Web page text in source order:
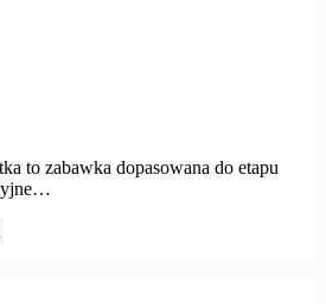
to zabawka dopasowana do etapu